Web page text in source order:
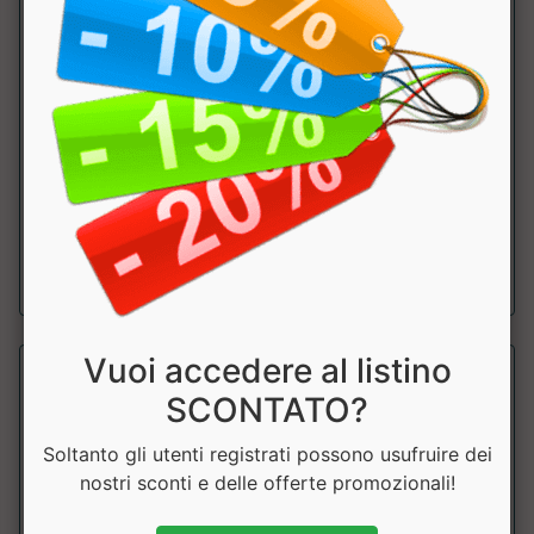
Amminoacidi Caretaker Sleeper II
Zoomad Labs
miscela di BCAA 10:1:1 e L-Glutammina MEIHUA per favorire
il, recupero muscolare notturno ...
a partire da € 30.00
Vuoi accedere al listino
SCONTATO?
Soltanto gli utenti registrati possono usufruire dei
nostri sconti e delle offerte promozionali!